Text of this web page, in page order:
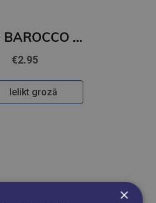
Mape BAROCCO ar atsperu ātršuveju lillā
€2.95
Ielikt grozā
×